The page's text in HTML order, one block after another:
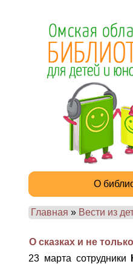
О
Главная » Вести из
О сказках и не
23 марта сотрудники